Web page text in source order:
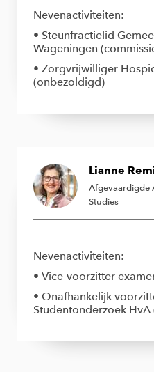
Nevenactiviteiten:
• Steunfractielid
Wageningen
• Zorgvrijwilliger
(onbezoldigd)
Lianne
Afgevaardigde
Studies
Nevenactiviteiten:
• Vice-voorzitter
• Onafhankelijk
Studentonderzoek